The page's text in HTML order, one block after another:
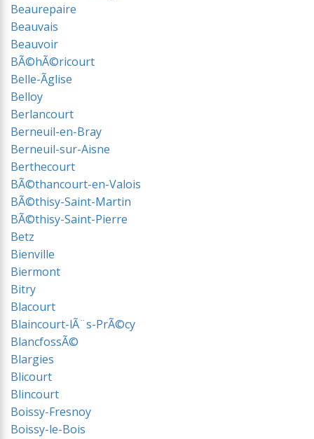
Beaurepaire
Beauvais
Beauvoir
BÃ©hÃ©ricourt
Belle-Ãglise
Belloy
Berlancourt
Berneuil-en-Bray
Berneuil-sur-Aisne
Berthecourt
BÃ©thancourt-en-Valois
BÃ©thisy-Saint-Martin
BÃ©thisy-Saint-Pierre
Betz
Bienville
Biermont
Bitry
Blacourt
Blaincourt-lÃ¨s-PrÃ©cy
BlancfossÃ©
Blargies
Blicourt
Blincourt
Boissy-Fresnoy
Boissy-le-Bois